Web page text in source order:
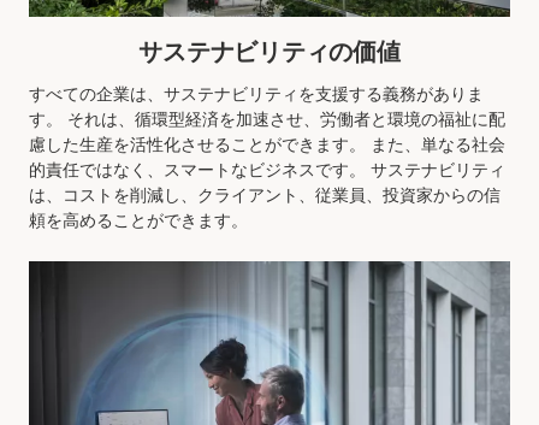
サステナビリティの価値
すべての企業は、サステナビリティを支援する義務がありま
す。 それは、循環型経済を加速させ、労働者と環境の福祉に配
慮した生産を活性化させることができます。 また、単なる社会
的責任ではなく、スマートなビジネスです。 サステナビリティ
は、コストを削減し、クライアント、従業員、投資家からの信
頼を高めることができます。